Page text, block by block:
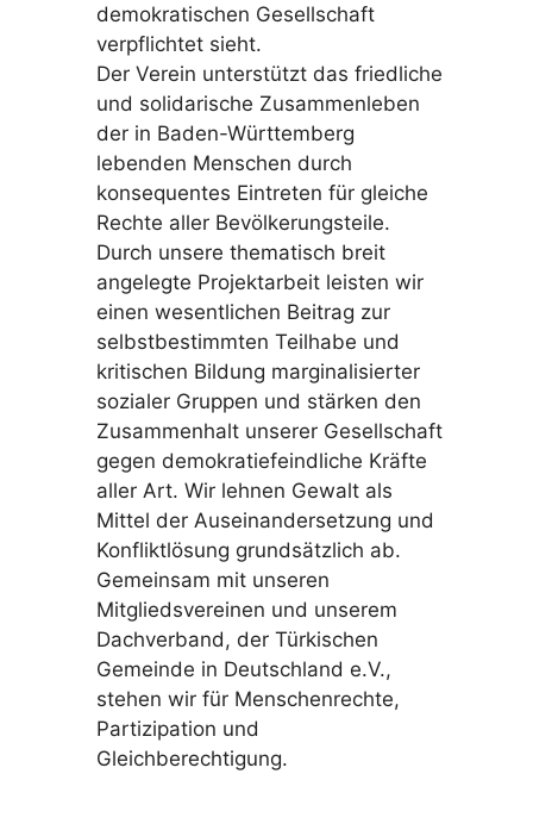
demokratischen Gesellschaft
verpflichtet sieht.
Der Verein unterstützt das friedliche
und solidarische Zusammenleben
der in Baden-Württemberg
lebenden Menschen durch
konsequentes Eintreten für gleiche
Rechte aller Bevölkerungsteile.
Durch unsere thematisch breit
angelegte Projektarbeit leisten wir
einen wesentlichen Beitrag zur
selbstbestimmten Teilhabe und
kritischen Bildung marginalisierter
sozialer Gruppen und stärken den
Zusammenhalt unserer Gesellschaft
gegen demokratiefeindliche Kräfte
aller Art. Wir lehnen Gewalt als
Mittel der Auseinandersetzung und
Konfliktlösung grundsätzlich ab.
Gemeinsam mit unseren
Mitgliedsvereinen und unserem
Dachverband, der Türkischen
Gemeinde in Deutschland e.V.,
stehen wir für Menschenrechte,
Partizipation und
Gleichberechtigung.